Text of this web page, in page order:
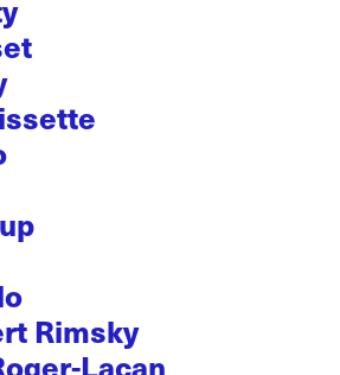
Rimsky
Lacan